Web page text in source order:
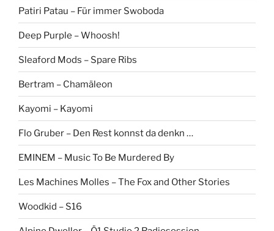
Patiri Patau – Für immer Swoboda
Deep Purple – Whoosh!
Sleaford Mods – Spare Ribs
Bertram – Chamäleon
Kayomi – Kayomi
Flo Gruber – Den Rest konnst da denkn …
EMINEM – Music To Be Murdered By
Les Machines Molles – The Fox and Other Stories
Woodkid – S16